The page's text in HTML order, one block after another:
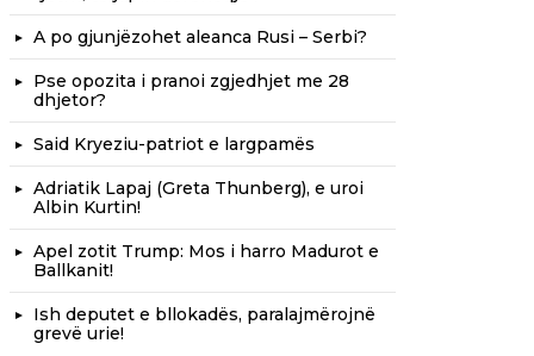
A po gjunjëzohet aleanca Rusi – Serbi?
Pse opozita i pranoi zgjedhjet me 28
dhjetor?
Said Kryeziu-patriot e largpamës
Adriatik Lapaj (Greta Thunberg), e uroi
Albin Kurtin!
Apel zotit Trump: Mos i harro Madurot e
Ballkanit!
Ish deputet e bllokadës, paralajmërojnë
grevë urie!